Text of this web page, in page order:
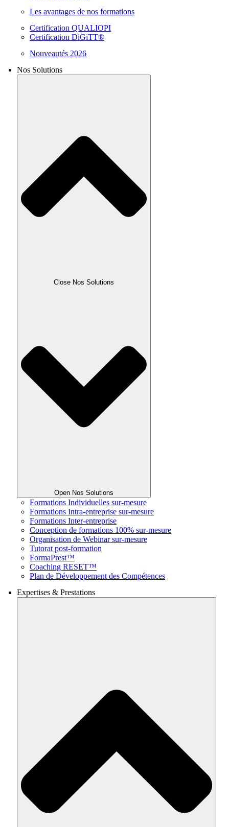
Les avantages de nos formations
Certification QUALIOPI
Certification DiGiTT®
Nouveautés 2026
Nos Solutions
Close Nos Solutions
Open Nos Solutions
Formations Individuelles sur-mesure
Formations Intra-entreprise sur-mesure
Formations Inter-entreprise
Conception de formations 100% sur-mesure
Organisation de Webinar sur-mesure
Tutorat post-formation
FormaPrest™
Coaching RESET™
Plan de Développement des Compétences
Expertises & Prestations